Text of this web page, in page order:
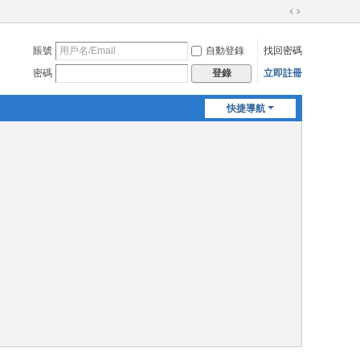
切
到
寬
賬號 自動登錄
找回密碼
密碼
登錄 立即註冊
快捷導航